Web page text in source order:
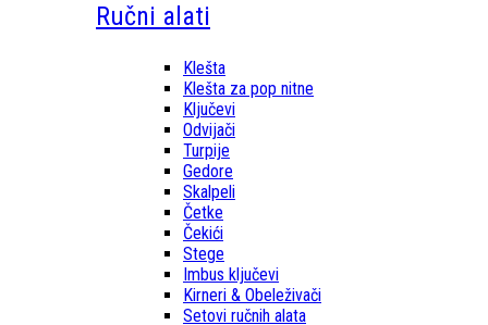
Ručni alati
Klešta
Klešta za pop nitne
Ključevi
Odvijači
Turpije
Gedore
Skalpeli
Četke
Čekići
Stege
Imbus ključevi
Kirneri & Obeleživači
Setovi ručnih alata